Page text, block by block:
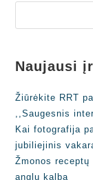
Naujausi
Žiūrėkite RRT
,,Saugesnis
Kai fotografija
jubiliejinis
Žmonos receptų
anglų kalbą